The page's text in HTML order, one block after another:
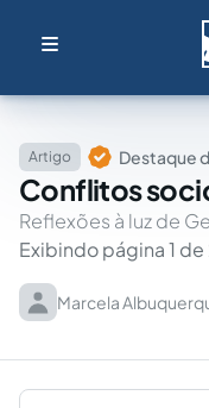
Artigo Destaque
Conflitos
Reflexões à luz de
Exibindo página 1 de
Marcela